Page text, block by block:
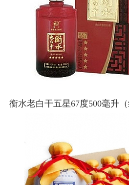
衡水老白干五星67度500毫升